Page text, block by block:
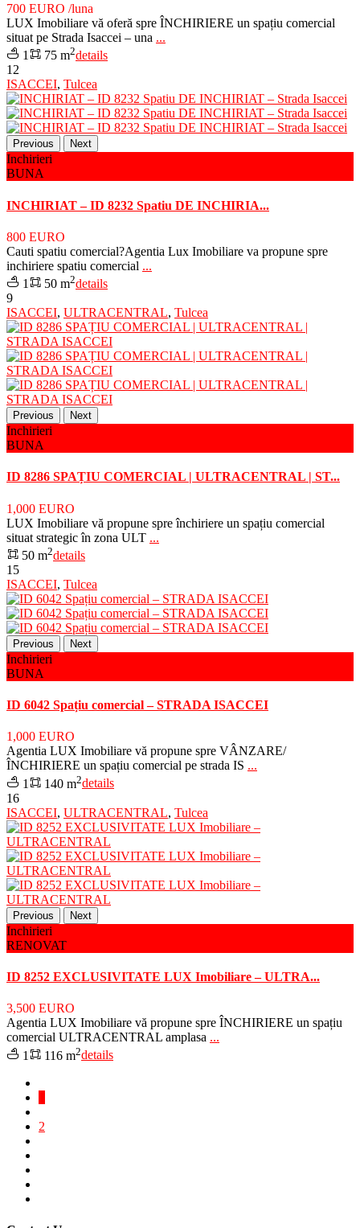
700 EURO /luna
LUX Imobiliare vă oferă spre ÎNCHIRIERE un spațiu comercial
situat pe Strada Isaccei – una ...
1
75 m2details
12
ISACCEI, Tulcea
Previous Next
Inchirieri
BUNA
INCHIRIAT – ID 8232 Spatiu DE INCHIRIA...
800 EURO
Cauti spatiu comercial?Agentia Lux Imobiliare va propune spre
inchiriere spatiu comercial ...
1
50 m2details
9
ISACCEI, ULTRACENTRAL, Tulcea
Previous Next
Inchirieri
BUNA
ID 8286 SPAȚIU COMERCIAL | ULTRACENTRAL | ST...
1,000 EURO
LUX Imobiliare vă propune spre închiriere un spațiu comercial
situat strategic în zona ULT ...
50 m2details
15
ISACCEI, Tulcea
Previous Next
Inchirieri
BUNA
ID 6042 Spațiu comercial – STRADA ISACCEI
1,000 EURO
Agentia LUX Imobiliare vă propune spre VÂNZARE/
ÎNCHIRIERE un spațiu comercial pe strada IS ...
1
140 m2details
16
ISACCEI, ULTRACENTRAL, Tulcea
Previous Next
Inchirieri
RENOVAT
ID 8252 EXCLUSIVITATE LUX Imobiliare – ULTRA...
3,500 EURO
Agentia LUX Imobiliare vă propune spre ÎNCHIRIERE un spațiu
comercial ULTRACENTRAL amplasa ...
1
116 m2details
2